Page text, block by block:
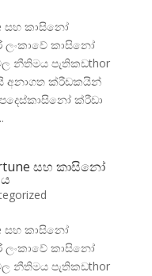
සහ කාසිනෝ
කාසිනෝ
නීතිමය පැතිකඩthor
අනාගත ක්රීඩකයින්
ක්රීඩා
සහ කාසිනෝ
සහ කාසිනෝ
කාසිනෝ
නීතිමය පැතිකඩthor